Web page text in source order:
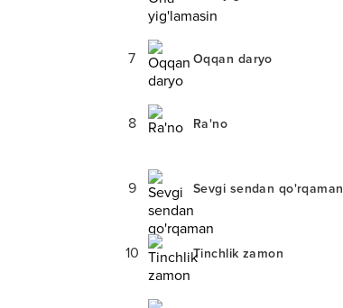
7 Oqqan daryo
8 Ra'no
9 Sevgi sendan qo'rqaman
10 Tinchlik zamon